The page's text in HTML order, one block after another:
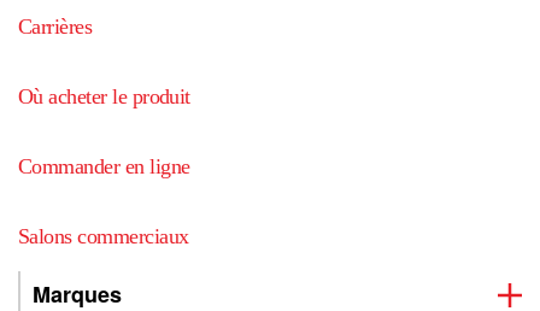
Carrières
Où acheter le produit
Commander en ligne
Salons commerciaux
Marques